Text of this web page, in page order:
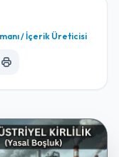
/ İçerik Üreticisi